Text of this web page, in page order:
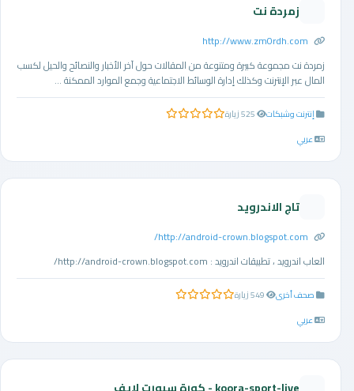
زمردة نت
http://www.zm0rdh.com
زمردة نت مجموعة كبيرة ومتنوعة من المقالات حول آخر الأخبار والنصائح والحيل لكسب
المال عبر الإنترنت وكذلك إدارة الوسائط الاجتماعية وجمع الموارد الممكنة ...
إنترنت وشبكات 0.0 من 5 نجوم
عربي
تاج الاندرويد
http://android-crown.blogspot.com/
العاب اندرويد ، تطبيقات اندرويد : http://android-crown.blogspot.com/
صحف أخرى 0.0 من 5 نجوم
عربي